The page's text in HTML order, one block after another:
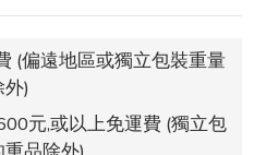
(偏遠地區或獨立包裝重量
)
元,或以上免運費 (獨立包